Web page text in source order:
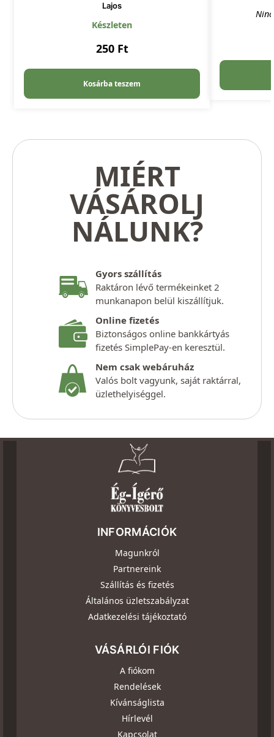
Lajos
Készleten
250 Ft
Kosárba teszem
MIÉRT
VÁSÁROLJ
NÁLUNK?
Gyors szállítás
Raktáron lévő termékeinket 2
munkanapon belül kiszállítjuk.
Online fizetés
Biztonságos online bankkártyás
fizetés SimplePay-en keresztül.
Nem csak webáruház
Valós bolt vagyunk, saját raktárral,
üzlethelyiséggel.
INFORMÁCIÓK
Magunkról
Partnereink
Szállítás és fizetés
Általános üzletszabályzat
Adatkezelési tájékoztató
VÁSÁRLÓI FIÓK
A fiókom
Rendelések
Kívánságlista
Hírlevél
Kapcsolat